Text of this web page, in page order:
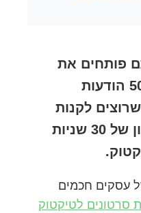
פותחים את
הטלפון בבוקר ורואים 50 הודעות
לקנות
מכם – הכל בזכות סרטון של 30 שניות
עסקים חכמים
סרטונים לטיקטוק